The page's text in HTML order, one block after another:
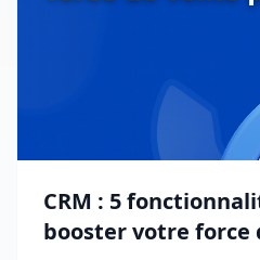
CRM : 5
booster votre force